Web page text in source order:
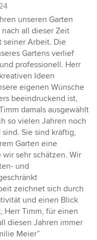
unseren Garten
all dieser Zeit
seiner Arbeit. Die
Gartens verlief
professionell. Herr
Ideen
eigenen Wünsche
beeindruckend ist,
damals ausgewählt
so vielen Jahren noch
Sie sind kräftig,
Garten eine
sehr schätzen. Wir
und
zeichnet sich durch
und einen Blick
Herr Timm, für einen
diesen Jahren immer
Meier”